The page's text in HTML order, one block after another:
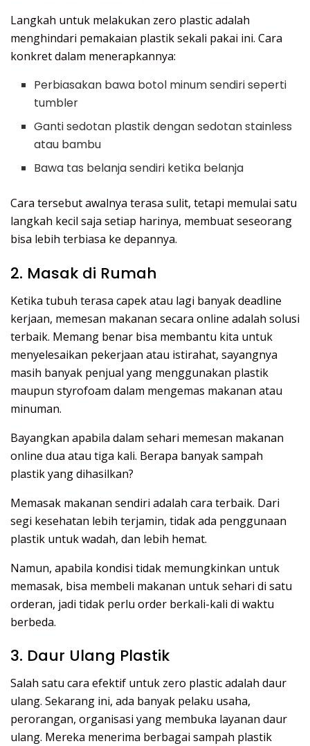
Langkah untuk melakukan zero plastic adalah
menghindari pemakaian plastik sekali pakai ini. Cara
konkret dalam menerapkannya:
Perbiasakan bawa botol minum sendiri seperti
tumbler
Ganti sedotan plastik dengan sedotan stainless
atau bambu
Bawa tas belanja sendiri ketika belanja
Cara tersebut awalnya terasa sulit, tetapi memulai satu
langkah kecil saja setiap harinya, membuat seseorang
bisa lebih terbiasa ke depannya.
2. Masak di Rumah
Ketika tubuh terasa capek atau lagi banyak deadline
kerjaan, memesan makanan secara online adalah solusi
terbaik. Memang benar bisa membantu kita untuk
menyelesaikan pekerjaan atau istirahat, sayangnya
masih banyak penjual yang menggunakan plastik
maupun styrofoam dalam mengemas makanan atau
minuman.
Bayangkan apabila dalam sehari memesan makanan
online dua atau tiga kali. Berapa banyak sampah
plastik yang dihasilkan?
Memasak makanan sendiri adalah cara terbaik. Dari
segi kesehatan lebih terjamin, tidak ada penggunaan
plastik untuk wadah, dan lebih hemat.
Namun, apabila kondisi tidak memungkinkan untuk
memasak, bisa membeli makanan untuk sehari di satu
orderan, jadi tidak perlu order berkali-kali di waktu
berbeda.
3. Daur Ulang Plastik
Salah satu cara efektif untuk zero plastic adalah daur
ulang. Sekarang ini, ada banyak pelaku usaha,
perorangan, organisasi yang membuka layanan daur
ulang. Mereka menerima berbagai sampah plastik